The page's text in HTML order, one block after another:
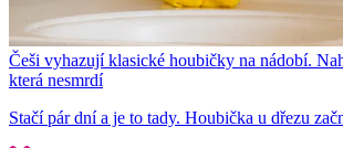
Češi vyhazují klasické houbičky na nádobí.
která nesmrdí
Stačí pár dní a je to tady. Houbička u dřezu